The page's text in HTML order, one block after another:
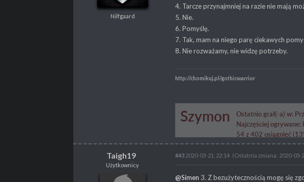
POSTY
Nilfgaard
4. Tarcze przynajmniej na razie nie mają
5. Nie.
6. Pomyślę.
7. Tak, mam na niego parę ciekawych
8. Nie rozważamy, nie widzę potrzeby.
http://chomikuj.pl/gothicwarrior
Taigh19
Taigh19
Użytkownicy
#43 2020-03-21, 22:14 (Ostatnia zmiana: 2020-03-
@Simen 3. Z bezużytecznością mogę się